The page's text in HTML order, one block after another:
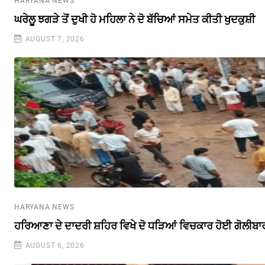
ਘਰੇਲੂ ਝਗੜੇ ਤੋਂ ਦੁਖੀ ਹੋ ਮਹਿਲਾ ਨੇ ਦੋ ਬੱਚਿਆਂ ਸਮੇਤ ਕੀਤੀ ਖੁਦਕੁਸ਼ੀ
AUGUST 7, 2026
HARYANA NEWS
ਹਰਿਆਣਾ ਦੇ ਦਾਦਰੀ ਸ਼ਹਿਰ ਵਿਖੇ ਦੋ ਧੜਿਆਂ ਵਿਚਕਾਰ ਹੋਈ
AUGUST 6, 2026